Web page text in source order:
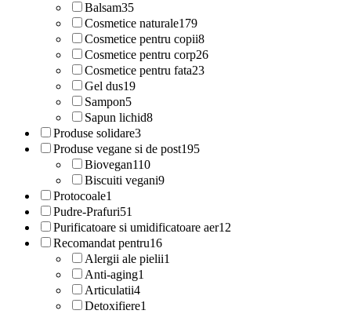
Balsam35
Cosmetice naturale179
Cosmetice pentru copii8
Cosmetice pentru corp26
Cosmetice pentru fata23
Gel dus19
Sampon5
Sapun lichid8
Produse solidare3
Produse vegane si de post195
Biovegan110
Biscuiti vegani9
Protocoale1
Pudre-Prafuri51
Purificatoare si umidificatoare aer12
Recomandat pentru16
Alergii ale pielii1
Anti-aging1
Articulatii4
Detoxifiere1